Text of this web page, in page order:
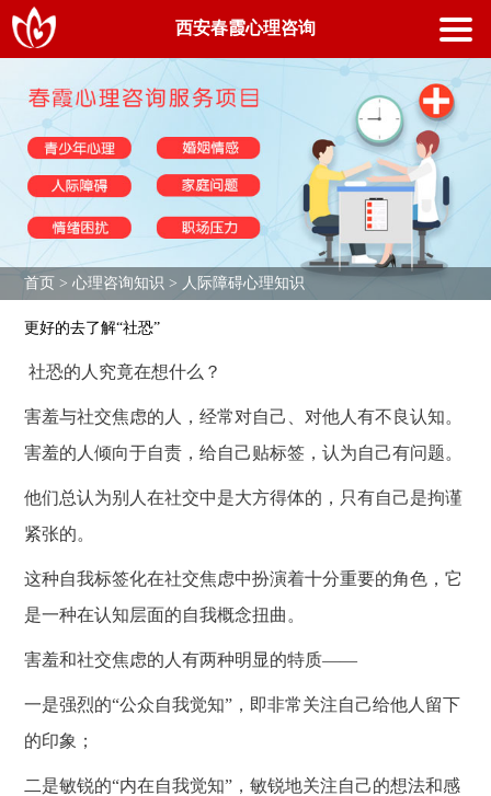
首页
青少年心理
婚姻情感心理
职场压力
人际障碍心理
情绪困扰
专家团队
西安春霞心理咨询室
西安春霞心理咨询
首页 >心理咨询知识 > 人际障碍心理知识
更好的去了解“社恐”
社恐的人究竟在想什么？
害羞与社交焦虑的人，经常对自己、对他人有不良认知。
害羞的人倾向于自责，给自己贴标签，认为自己有问题。
他们总认为别人在社交中是大方得体的，只有自己是拘谨
紧张的。
这种自我标签化在社交焦虑中扮演着十分重要的角色，它
是一种在认知层面的自我概念扭曲。
害羞和社交焦虑的人有两种明显的特质——
一是强烈的“公众自我觉知”，即非常关注自己给他人留下
的印象；
二是敏锐的“内在自我觉知”，敏锐地关注自己的想法和感